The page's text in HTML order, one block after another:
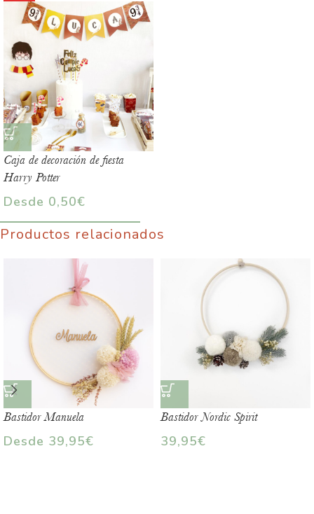
Caja de decoración de fiesta
Harry Potter
Desde 0,50€
Productos relacionados
Bastidor Manuela
Desde 39,95€
Bastidor Nordic Spirit
39,95€